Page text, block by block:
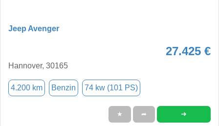
Jeep Avenger
27.425 €
Hannover, 30165
4.200 km Benzin 74 kw (101 PS)
★ ➦ ➜